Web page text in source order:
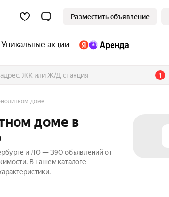
Разместить объявление
Уникальные акции
1
доме
доме в
и ЛО — 390 объявлений от
В нашем каталоге